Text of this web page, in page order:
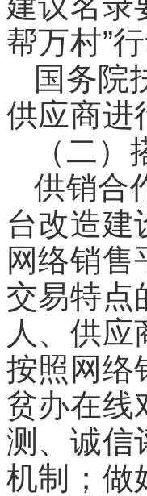
帮万村”
国务院
供应商进
（二
供销合
台改造建
网络销
交易特点
人、供
按照网络
贫办在线
测、诚信
机制；做